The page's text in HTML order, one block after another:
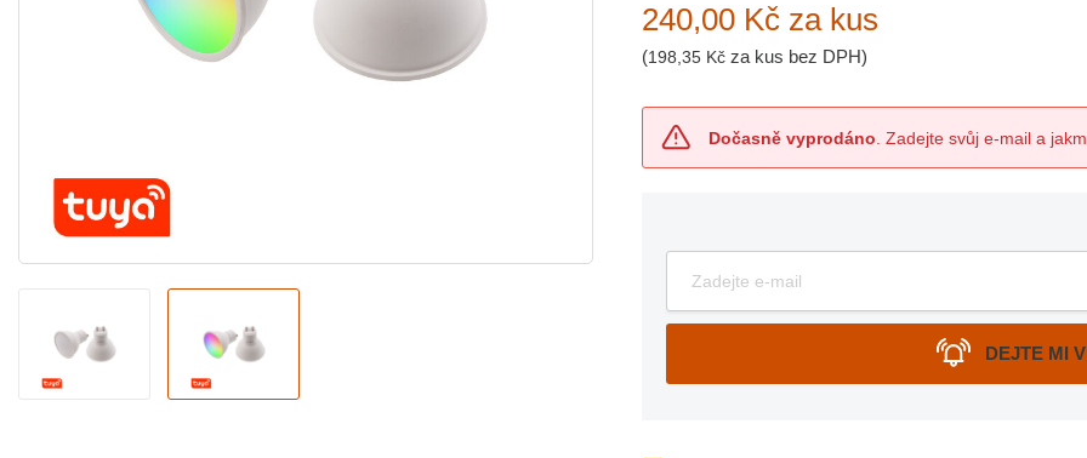
240,00 Kč za kus
(198,35 Kč za kus bez DPH)
Dočasně vyprodáno . Zadejte svůj e-mail a
DEJTE MI